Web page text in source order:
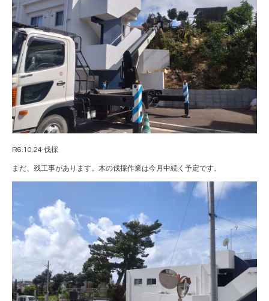
R6.10.24 伐採
まだ、残工事があります。木の伐採作業は今月中続く予定です。